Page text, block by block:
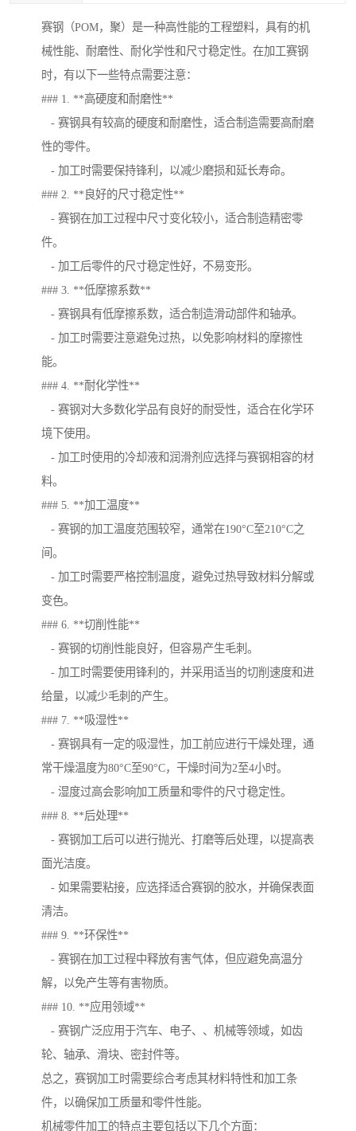
赛钢（POM，聚）是一种高性能的工程塑料，具有的机
械性能、耐磨性、耐化学性和尺寸稳定性。在加工赛钢
时，有以下一些特点需要注意：
### 1. **高硬度和耐磨性**
- 赛钢具有较高的硬度和耐磨性，适合制造需要高耐磨
性的零件。
- 加工时需要保持锋利，以减少磨损和延长寿命。
### 2. **良好的尺寸稳定性**
- 赛钢在加工过程中尺寸变化较小，适合制造精密零
件。
- 加工后零件的尺寸稳定性好，不易变形。
### 3. **低摩擦系数**
- 赛钢具有低摩擦系数，适合制造滑动部件和轴承。
- 加工时需要注意避免过热，以免影响材料的摩擦性
能。
### 4. **耐化学性**
- 赛钢对大多数化学品有良好的耐受性，适合在化学环
境下使用。
- 加工时使用的冷却液和润滑剂应选择与赛钢相容的材
料。
### 5. **加工温度**
- 赛钢的加工温度范围较窄，通常在190°C至210°C之
间。
- 加工时需要严格控制温度，避免过热导致材料分解或
变色。
### 6. **切削性能**
- 赛钢的切削性能良好，但容易产生毛刺。
- 加工时需要使用锋利的，并采用适当的切削速度和进
给量，以减少毛刺的产生。
### 7. **吸湿性**
- 赛钢具有一定的吸湿性，加工前应进行干燥处理，通
常干燥温度为80°C至90°C，干燥时间为2至4小时。
- 湿度过高会影响加工质量和零件的尺寸稳定性。
### 8. **后处理**
- 赛钢加工后可以进行抛光、打磨等后处理，以提高表
面光洁度。
- 如果需要粘接，应选择适合赛钢的胶水，并确保表面
清洁。
### 9. **环保性**
- 赛钢在加工过程中释放有害气体，但应避免高温分
解，以免产生等有害物质。
### 10. **应用领域**
- 赛钢广泛应用于汽车、电子、、机械等领域，如齿
轮、轴承、滑块、密封件等。
总之，赛钢加工时需要综合考虑其材料特性和加工条
件，以确保加工质量和零件性能。
机械零件加工的特点主要包括以下几个方面：